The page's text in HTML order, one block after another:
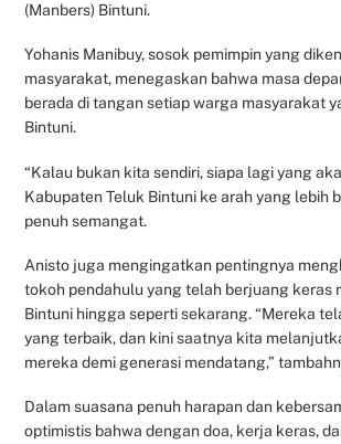
(Manbers) Bintuni.
Yohanis Manibuy, sosok pemimpin yang
masyarakat, menegaskan bahwa masa
berada di tangan setiap warga masyarakat
Bintuni.
“Kalau bukan kita sendiri, siapa lagi yang
Kabupaten Teluk Bintuni ke arah yang lebih
penuh semangat.
Anisto juga mengingatkan pentingnya
tokoh pendahulu yang telah berjuang keras
Bintuni hingga seperti sekarang. “Mereka
yang terbaik, dan kini saatnya kita
mereka demi generasi mendatang,”
Dalam suasana penuh harapan dan
optimistis bahwa dengan doa, kerja keras,